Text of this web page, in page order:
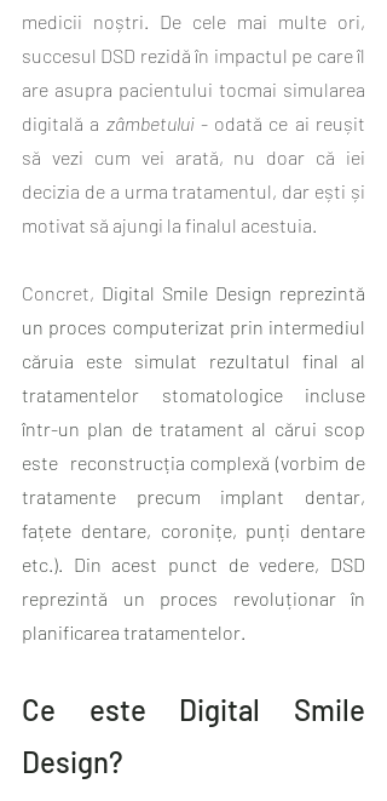
medicii noștri. De cele mai multe ori,
succesul DSD rezidă în impactul pe care îl
are asupra pacientului tocmai simularea
digitală a zâmbetului - odată ce ai reușit
să vezi cum vei arată, nu doar că iei
decizia de a urma tratamentul, dar ești și
motivat să ajungi la finalul acestuia.
Concret, Digital Smile Design reprezintă
un proces computerizat prin intermediul
căruia este simulat rezultatul final al
tratamentelor stomatologice incluse
într-un plan de tratament al cărui scop
este  reconstrucția complexă (vorbim de
tratamente precum implant dentar,
fațete dentare, coronițe, punți dentare
etc.). Din acest punct de vedere, DSD
reprezintă un proces revoluționar în
planificarea tratamentelor.
Ce este Digital Smile
Design?